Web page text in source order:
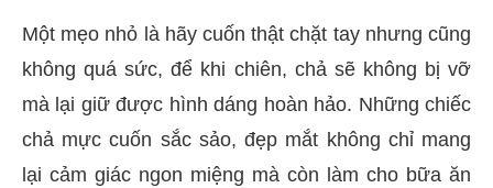
Một mẹo nhỏ là hãy cuốn thật chặt tay nhưng cũng
không quá sức, để khi chiên, chả sẽ không bị vỡ
mà lại giữ được hình dáng hoàn hảo. Những chiếc
chả mực cuốn sắc sảo, đẹp mắt không chỉ mang
lại cảm giác ngon miệng mà còn làm cho bữa ăn